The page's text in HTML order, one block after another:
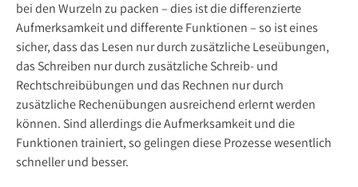
bei den Wurzeln zu packen – dies ist die differenzierte
Aufmerksamkeit und differente Funktionen – so ist eines
sicher, dass das Lesen nur durch zusätzliche Leseübungen,
das Schreiben nur durch zusätzliche Schreib- und
Rechtschreibübungen und das Rechnen nur durch
zusätzliche Rechenübungen ausreichend erlernt werden
können. Sind allerdings die Aufmerksamkeit und die
Funktionen trainiert, so gelingen diese Prozesse wesentlich
schneller und besser.